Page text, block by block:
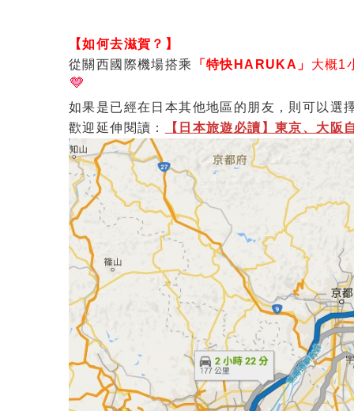
【如何去滋賀？】
從關西國際機場搭乘
「特快HARUKA」 大概1
如果是已經在日本其他地區的朋友，則可以選
歡迎延伸閱讀：
【日本旅遊必讀】東京、大